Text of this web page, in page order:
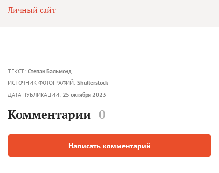
Личный сайт
ТЕКСТ: Степан Бальмонд
ИСТОЧНИК ФОТОГРАФИЙ: Shutterstock
ДАТА ПУБЛИКАЦИИ: 25 октября 2023
Комментарии 0
Написать комментарий